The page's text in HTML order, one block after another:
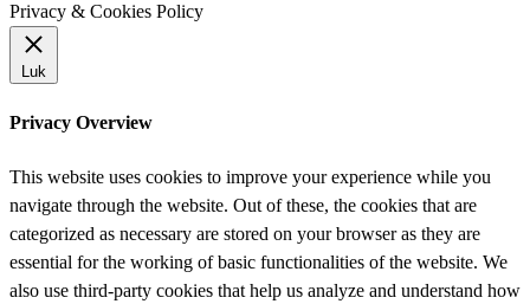
Privacy & Cookies Policy
Luk
Privacy Overview
This website uses cookies to improve your experience while you
navigate through the website. Out of these, the cookies that are
categorized as necessary are stored on your browser as they are
essential for the working of basic functionalities of the website. We
also use third-party cookies that help us analyze and understand how